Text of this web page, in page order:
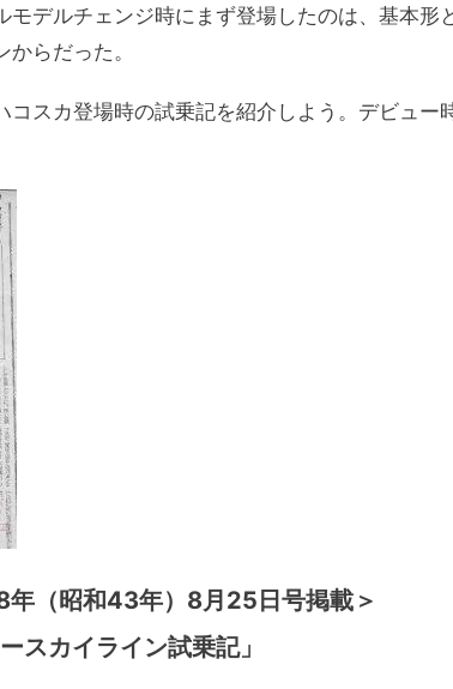
モデルチェンジ時にまず登場したのは、基本形
らだった。
コスカ登場時の試乗記を紹介しよう。デビュー
（昭和43年）8月25日号掲載＞
スカイライン試乗記」